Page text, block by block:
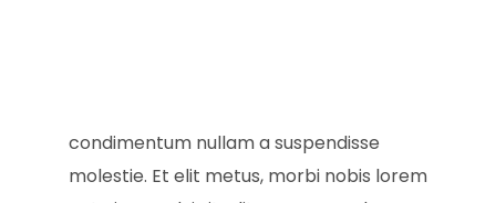
condimentum nullam a suspendisse
molestie. Et elit metus, morbi nobis lorem